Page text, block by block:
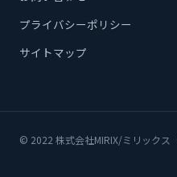
プライバシーポリシー
サイトマップ
© 2022 株式会社MIRIX/ミリックス